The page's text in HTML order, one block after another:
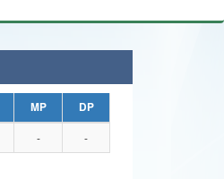
MP
DP
- -